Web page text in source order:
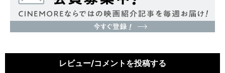
レビュー/コメントを投稿する